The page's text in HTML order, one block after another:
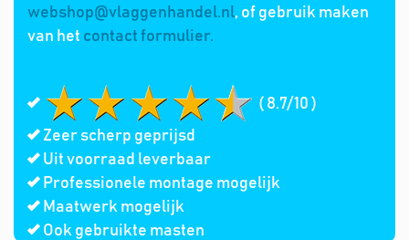
webshop@vlaggenhandel.nl, of gebruik maken
van het contact formulier.
( 8.7/10 )
Zeer scherp geprijsd
Uit voorraad leverbaar
Professionele montage mogelijk
Maatwerk mogelijk
Ook gebruikte masten